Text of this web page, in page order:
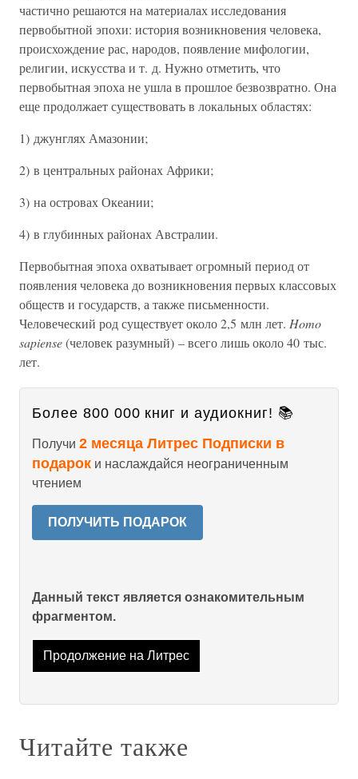
частично решаются на материалах исследования
первобытной эпохи: история возникновения человека,
происхождение рас, народов, появление мифологии,
религии, искусства и т. д. Нужно отметить, что
первобытная эпоха не ушла в прошлое безвозвратно. Она
еще продолжает существовать в локальных областях:
1) джунглях Амазонии;
2) в центральных районах Африки;
3) на островах Океании;
4) в глубинных районах Австралии.
Первобытная эпоха охватывает огромный период от
появления человека до возникновения первых классовых
обществ и государств, а также письменности.
Человеческий род существует около 2,5 млн лет. Homo
sapiense(человек разумный) – всего лишь около 40 тыс.
лет.
Более 800 000 книг и аудиокниг! 📚
Получи 2 месяца Литрес Подписки в
подарок и наслаждайся неограниченным
чтением
ПОЛУЧИТЬ ПОДАРОК
Данный текст является ознакомительным
фрагментом.
Продолжение на Литрес
Читайте также